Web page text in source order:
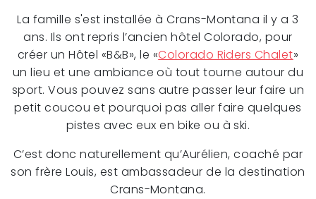
La famille s'est installée à Crans-Montana il y a 3
ans. Ils ont repris l’ancien hôtel Colorado, pour
créer un Hôtel «B&B», le «Colorado Riders Chalet»
un lieu et une ambiance où tout tourne autour du
sport. Vous pouvez sans autre passer leur faire un
petit coucou et pourquoi pas aller faire quelques
pistes avec eux en bike ou à ski.
C’est donc naturellement qu’Aurélien, coaché par
son frère Louis, est ambassadeur de la destination
Crans-Montana.